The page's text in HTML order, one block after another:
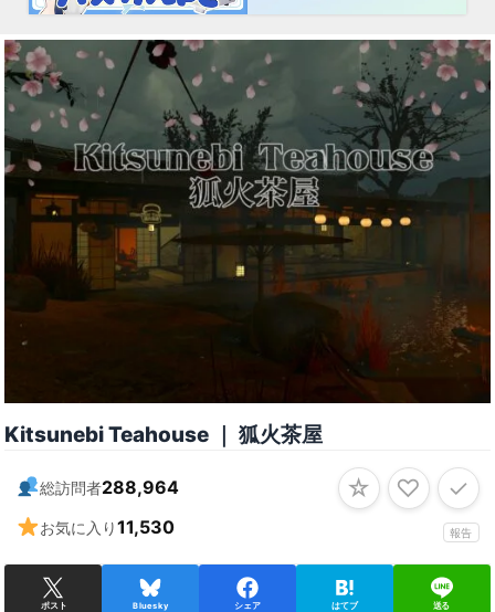
Kitsunebi Teahouse ｜ 狐火茶屋
総訪問者288,964
お気に入り11,530 報告
☆ ♡ ✓
ポスト Bluesky シェア はてブ 送る